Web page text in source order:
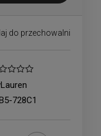
do przechowalni
728C1